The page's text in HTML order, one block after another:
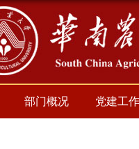
部门概况 党建工作